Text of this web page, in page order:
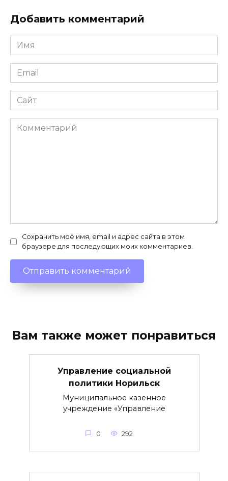
Добавить комментарий
Имя
*
Email
*
Сайт
Комментарий
Сохранить моё имя, email и адрес сайта в этом
браузере для последующих моих комментариев.
Вам также может понравиться
Управление социальной
политики Норильск
Муниципальное казенное
учреждение «Управление
0 292